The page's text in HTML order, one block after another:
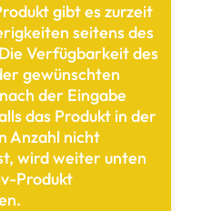
gibt es zurzeit
seitens des
Verfügbarkeit des
gewünschten
der Eingabe
das Produkt in der
Anzahl nicht
wird weiter unten
Produkt